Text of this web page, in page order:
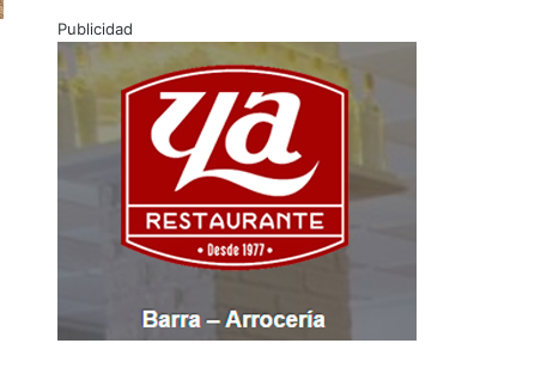
Publicidad